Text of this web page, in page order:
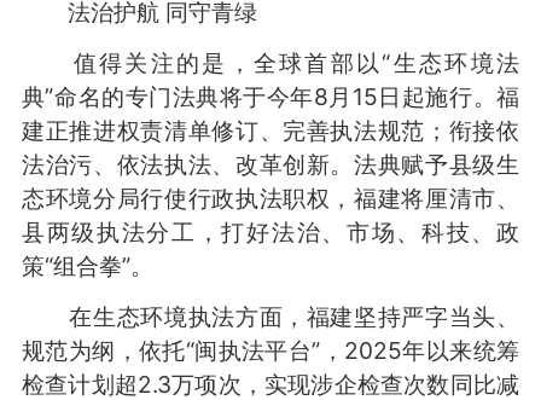
法治护航 同守青绿
值得关注的是，全球首部以“生态环境法
典”命名的专门法典将于今年8月15日起施行。福
建正推进权责清单修订、完善执法规范；衔接依
法治污、依法执法、改革创新。法典赋予县级生
态环境分局行使行政执法职权，福建将厘清市、
县两级执法分工，打好法治、市场、科技、政
策“组合拳”。
在生态环境执法方面，福建坚持严字当头、
规范为纲，依托“闽执法平台”，2025年以来统筹
检查计划超2.3万项次，实现涉企检查次数同比减